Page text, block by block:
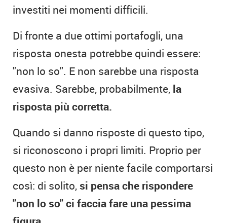
investiti nei momenti difficili.
Di fronte a due ottimi portafogli, una
risposta onesta potrebbe quindi essere:
"non lo so". E non sarebbe una risposta
evasiva. Sarebbe, probabilmente, la
risposta più corretta.
Quando si danno risposte di questo tipo,
si riconoscono i propri limiti. Proprio per
questo non è per niente facile comportarsi
così: di solito,si pensa che rispondere
"non lo so" ci faccia fare una pessima